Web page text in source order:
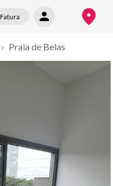
Fatura
› Praia de Belas